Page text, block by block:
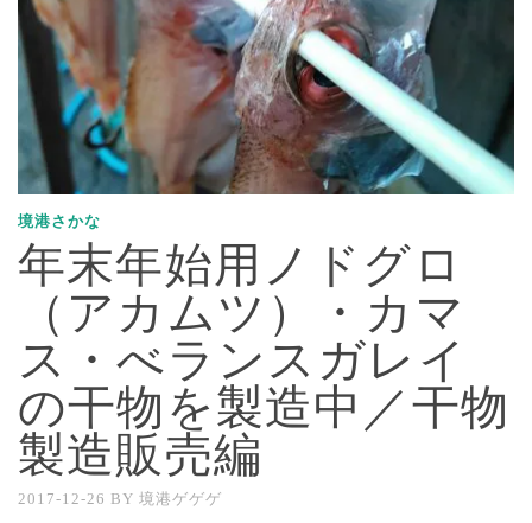
境港さかな
年末年始用ノドグロ
（アカムツ）・カマ
ス・べランスガレイ
の干物を製造中／干物
製造販売編
2017-12-26 BY 境港ゲゲゲ